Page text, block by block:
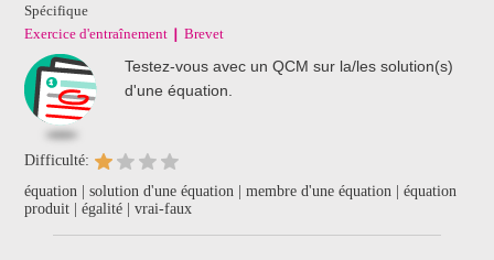
Spécifique
Exercice d'entraînement
Brevet
Testez-vous avec un QCM sur la/les solution(s)
d'une équation.
Difficulté:
équation | solution d'une équation | membre d'une équation | équation
produit | égalité | vrai-faux